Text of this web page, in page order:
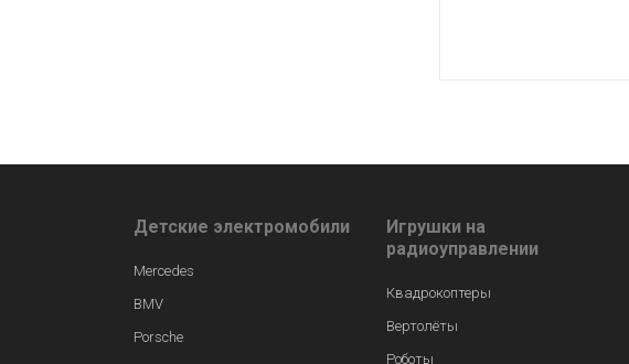
Детские электромобили
Mercedes
BMV
Porsche
Игрушки на
радиоуправлении
Квадрокоптеры
Вертолёты
Роботы